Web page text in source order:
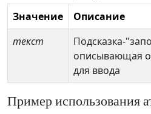
Значение
Описание
текст
Подсказка-
описывающая
для ввода
Пример использования